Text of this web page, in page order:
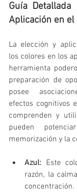
Guía
Aplicación en el
La elección y
los colores en los
herramienta
preparación de
posee
efectos cognitivos
comprenden y
pueden
memorización y la
Azul: Este
razón, la
concentración.